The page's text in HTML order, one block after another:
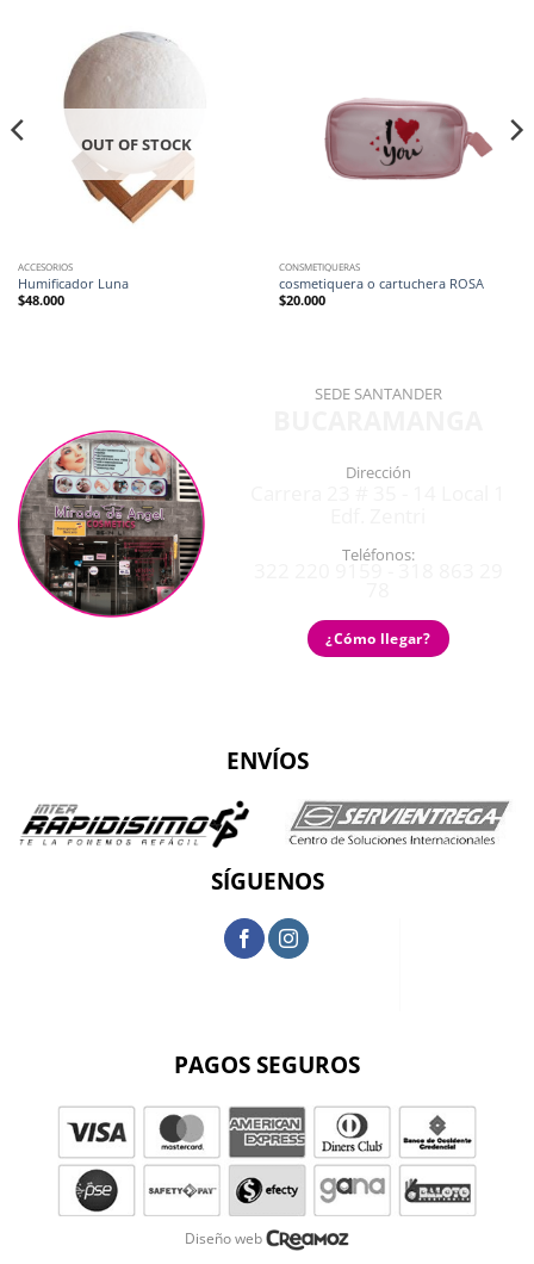
OUT OF STOCK
ACCESORIOS
Humificador Luna
$48.000
CONSMETIQUERAS
cosmetiquera o cartuchera ROSA
$20.000
SEDE SANTANDER
Dirección
Teléfonos:
¿Cómo llegar?
ENVÍOS
SÍGUENOS
PAGOS SEGUROS
Diseño web